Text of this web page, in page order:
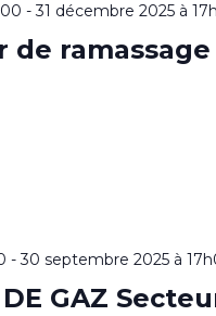
-31 décembre 2025 à
de
-30 septembre 2025 à
DE GAZ